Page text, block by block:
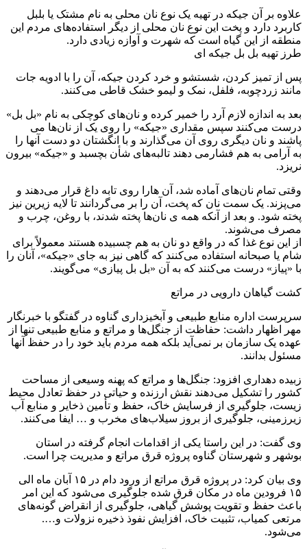
علاوه بر آن جیکه در تهیه یک نوع نان محلی به نام مشتک یا بلبل
کاربرد دارد و پخت این نوع نان محلی از دیگر استفاده‌های مردم این
منطقه از این گیاه است که شهرت و آوازه زیادی دارد.
طرز تهیه بل بل جیکه ای
پس از تمیز کردن، شستشو و خرد کردن جیکه، آن را با ادویه جات
مانند زردچوبه، فلفل، نمک و لیمو خشک قاطی می‌کنند.
بعد به اندازه لازم آرد را خمیر کرده و نان‌های کوچکی به نام «بل بل»
درست می‌کنند سپس مقداری «جیکه» را روی یک از نان‌ها می
پاشند و نان دیگری روی آن می‌گذارند و با انگشتان دو دست آنها را
به آرامی به هم فشارمی دهند تالبه‌های شأن بچسبد و «جیکه» بیرون
نریزد.
وقتی تمام نان‌های آماده شد، آن هارا روی تابه داغ قرار می‌دهند و
می‌پزند. یک سمت نان که پخت، آن را بر می‌گردانند تا لایه زیرین نیز
پخته شود. و بعد از آنکه همه ی نان‌ها پخته شدند، با روغن، چرب و
مصرف می‌شوند.
از این نوع غذا که در واقع دو نان به هم چسبیده هستند معمولاً برای
شام یا صبحانه استفاده می‌کنند که گاهی نیز به جای «جیکه»، آنان را
با «پیاز» درست می‌کنند که به آن «بل بل پیازی» می‌گویند.
کشت گیاهان دارویی در مراتع
سرپرست اداره منابع طبیعی و آبخیزداری گناوه در گفتگو با خبرنگار
مهر اظهار داشت: حفاظت از جنگل‌ها و مراتع و منابع طبیعی تنها از
عهده یک سازمان بر نمی‌آید بلکه همه مردم باید خود را در حفظ آنها
مسئول بدانند.
زبیده دهداری افزود: جنگل‌ها و مراتع که پهنه وسیعی از مساحت
کشور را تشکیل می‌دهند نقش ارزنده و حیاتی در حفظ تعادل محیط
زیست، جلوگیری از فرسایش خاک، حفظ و تأمین ذخایر و منابع آب
زیرزمینی، جلوگیری از بروز سیلاب‌های مخرب و … ایفا می‌کنند.
وی گفت: در این راستا یکی از اقدامات انجام گرفته در استان
بوشهر و شهرستان گناوه پروژه قرق مراتع و مدیریت چرا است.
وی بیان کرد: در پروژه قرق مراتع از ورود دام در ۱۵ آبان ماه الی
۱۵ فرودین ماه در مکان قرق شده جلوگیری می‌شود که این امر
باعث حفظ و تقویت پوشش گیاهی، جلوگیری از انقراض گونه‌های
مرتعی کمیاب، تثبیت خاک، افزایش نفوذ ذخیره نزولات و….
می‌شود.